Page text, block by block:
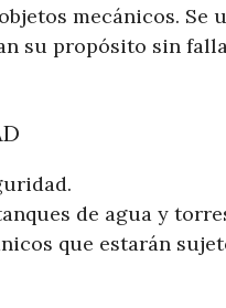
mecánicos. Se
su propósito sin
de agua y
que estarán